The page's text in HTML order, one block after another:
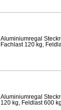
Aluminiumregal
Fachlast 120 kg,
Aluminiumregal
120 kg, Feldlast 600 kg